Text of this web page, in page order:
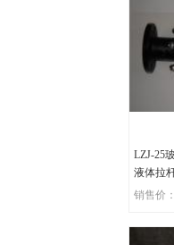
LZJ-25
液体拉
销售价：
评分